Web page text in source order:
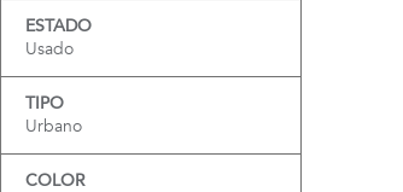
ESTADO
Usado
TIPO
Urbano
COLOR